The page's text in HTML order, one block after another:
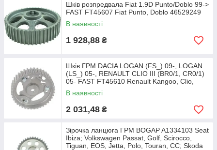
Шків розпредвала Fiat 1.9D Punto/Doblo 99->
FAST FT45607 Fiat Punto, Doblo 46529249
В наявності
1 928,88 ₴
Шків ГРМ DACIA LOGAN (FS_) 09-, LOGAN
(LS_) 05-, RENAULT CLIO III (BR0/1, CR0/1)
05- FAST FT45610 Renault Kangoo, Clio,
Megane,
В наявності
2 031,48 ₴
Зірочка ланцюга ГРМ BOGAP A1334103 Seat
Ibiza; Volkswagen Passat, Golf, Scirocco,
Tiguan, EOS, Jetta, Polo, Touran, CC; Skoda